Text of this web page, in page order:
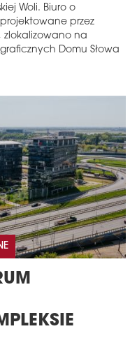
Woli. Biuro o
przez
zlokalizowano na
Domu Słowa